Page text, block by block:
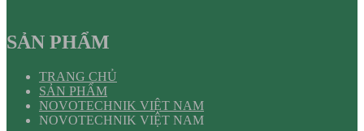
SẢN PHẨM
TRANG CHỦ
SẢN PHẨM
NOVOTECHNIK VIỆT NAM
NOVOTECHNIK VIỆT NAM